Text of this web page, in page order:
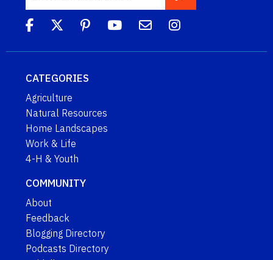
CATEGORIES
Agriculture
Natural Resources
Home Landscapes
Work & Life
4-H & Youth
COMMUNITY
About
Feedback
Blogging Directory
Podcasts Directory